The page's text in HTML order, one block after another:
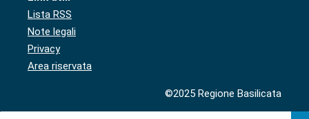
Lista RSS
Note legali
Privacy
Area riservata
©2025 Regione Basilicata